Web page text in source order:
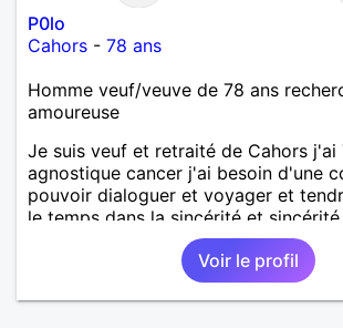
P0lo
Cahors - 78 ans
Homme veuf/veuve de 78 ans
amoureuse
Je suis veuf et retraité de Cahors j'ai
agnostique cancer j'ai besoin d'une
pouvoir dialoguer et voyager et
le temps dans la sincérité et
Voir le profil